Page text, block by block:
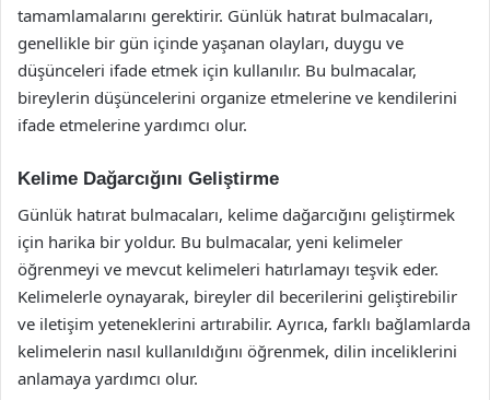
tamamlamalarını gerektirir. Günlük hatırat bulmacaları,
genellikle bir gün içinde yaşanan olayları, duygu ve
düşünceleri ifade etmek için kullanılır. Bu bulmacalar,
bireylerin düşüncelerini organize etmelerine ve kendilerini
ifade etmelerine yardımcı olur.
Kelime Dağarcığını Geliştirme
Günlük hatırat bulmacaları, kelime dağarcığını geliştirmek
için harika bir yoldur. Bu bulmacalar, yeni kelimeler
öğrenmeyi ve mevcut kelimeleri hatırlamayı teşvik eder.
Kelimelerle oynayarak, bireyler dil becerilerini geliştirebilir
ve iletişim yeteneklerini artırabilir. Ayrıca, farklı bağlamlarda
kelimelerin nasıl kullanıldığını öğrenmek, dilin inceliklerini
anlamaya yardımcı olur.